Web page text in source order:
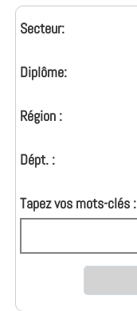
Secteur:
Diplôme:
Région :
Dépt. :
Tapez vos mots-clés :